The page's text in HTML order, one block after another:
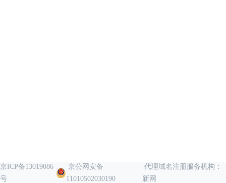
京ICP备13019086
号
京公网安备
11010502030190
代理域名注册服务机构：
新网